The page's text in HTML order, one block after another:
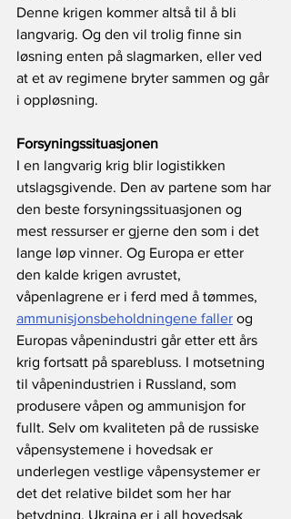
Denne krigen kommer altså til å bli
langvarig. Og den vil trolig finne sin
løsning enten på slagmarken, eller ved
at et av regimene bryter sammen og går
i oppløsning.
Forsyningssituasjonen
I en langvarig krig blir logistikken
utslagsgivende. Den av partene som har
den beste forsyningssituasjonen og
mest ressurser er gjerne den som i det
lange løp vinner. Og Europa er etter
den kalde krigen avrustet,
våpenlagrene er i ferd med å tømmes,
ammunisjonsbeholdningene faller og
Europas våpenindustri går etter ett års
krig fortsatt på sparebluss. I motsetning
til våpenindustrien i Russland, som
produsere våpen og ammunisjon for
fullt. Selv om kvaliteten på de russiske
våpensystemene i hovedsak er
underlegen vestlige våpensystemer er
det det relative bildet som her har
betydning. Ukraina er i all hovedsak